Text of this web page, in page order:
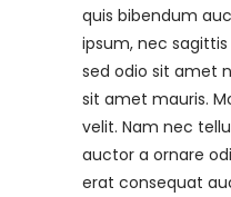
quis bibendum
ipsum, nec
sed odio sit amet
sit amet mauris.
velit. Nam nec
auctor a ornare
erat consequat